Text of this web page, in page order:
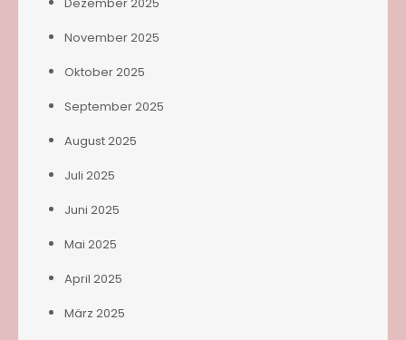
November 2025
Oktober 2025
September 2025
August 2025
Juli 2025
Juni 2025
Mai 2025
April 2025
März 2025